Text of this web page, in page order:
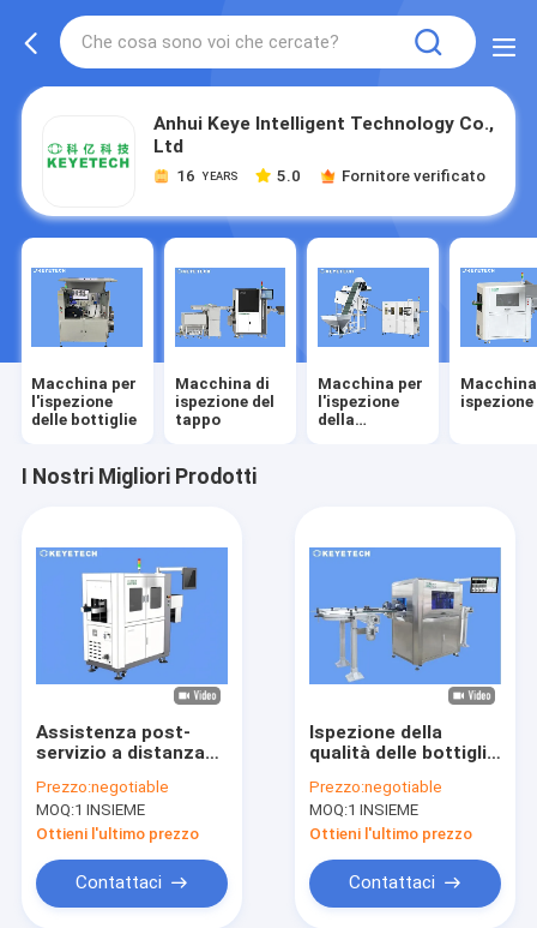
Anhui Keye Intelligent Technology Co.,
Ltd
16 YEARS 5.0 Fornitore verificato
Macchina per
l'ispezione
delle bottiglie
Macchina di
ispezione del
tappo
Macchina per
l'ispezione
della
ispezione
I Nostri Migliori Prodotti
Assistenza post-
servizio a distanza
ispezione della
visione delle bottiglie
200cc
Prezzo:negotiable
MOQ:1 INSIEME
Ottieni l'ultimo prezzo
Contattaci
Ispezione della
qualità delle bottiglie
utilizzando AI Deep
Learning Machine
Vision
Prezzo:negotiable
MOQ:1 INSIEME
Ottieni l'ultimo prezzo
Contattaci